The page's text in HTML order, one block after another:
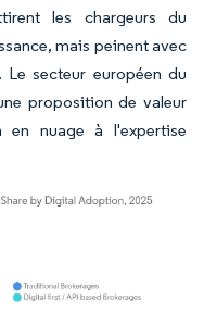
les chargeurs du
mais peinent avec
secteur européen du
proposition de valeur
en nuage à l'expertise